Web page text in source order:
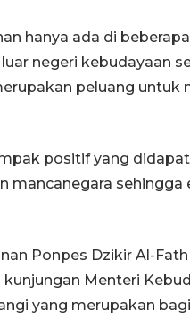
hanya ada di
negeri kebudayaan
peluang untuk
positif yang
mancanegara
Ponpes Dzikir Al-
Menteri
yang merupakan